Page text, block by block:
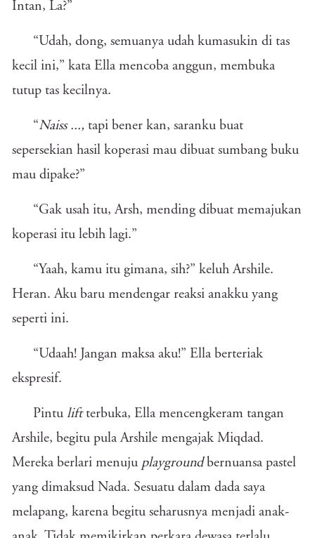
Intan, La?”
“Udah, dong, semuanya udah kumasukin di tas
kecil ini,” kata Ella mencoba anggun, membuka
tutup tas kecilnya.
“Naiss ..., tapi bener kan, saranku buat
sepersekian hasil koperasi mau dibuat sumbang buku
mau dipake?”
“Gak usah itu, Arsh, mending dibuat memajukan
koperasi itu lebih lagi.”
“Yaah, kamu itu gimana, sih?” keluh Arshile.
Heran. Aku baru mendengar reaksi anakku yang
seperti ini.
“Udaah! Jangan maksa aku!” Ella berteriak
ekspresif.
Pintu liftterbuka, Ella mencengkeram tangan
Arshile, begitu pula Arshile mengajak Miqdad.
Mereka berlari menuju playground bernuansa pastel
yang dimaksud Nada. Sesuatu dalam dada saya
melapang, karena begitu seharusnya menjadi anak-